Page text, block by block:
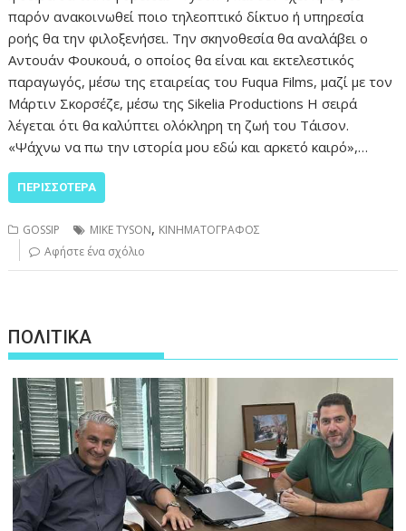
παρόν ανακοινωθεί ποιο τηλεοπτικό δίκτυο ή υπηρεσία
ροής θα την φιλοξενήσει. Την σκηνοθεσία θα αναλάβει ο
Αντουάν Φουκουά, ο οποίος θα είναι και εκτελεστικός
παραγωγός, μέσω της εταιρείας του Fuqua Films, μαζί με τον
Μάρτιν Σκορσέζε, μέσω της Sikelia Productions Η σειρά
λέγεται ότι θα καλύπτει ολόκληρη τη ζωή του Τάισον.
«Ψάχνω να πω την ιστορία μου εδώ και αρκετό καιρό»,…
ΠΕΡΙΣΣΌΤΕΡΑ
GOSSIP MIKE TYSON, ΚΙΝΗΜΑΤΟΓΡΑΦΟΣ
Αφήστε ένα σχόλιο
ΠΟΛΙΤΙΚΑ